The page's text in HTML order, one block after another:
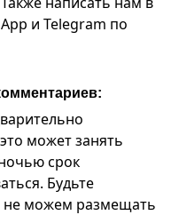
и Telegram по
может занять
срок
Будьте
не можем размещать